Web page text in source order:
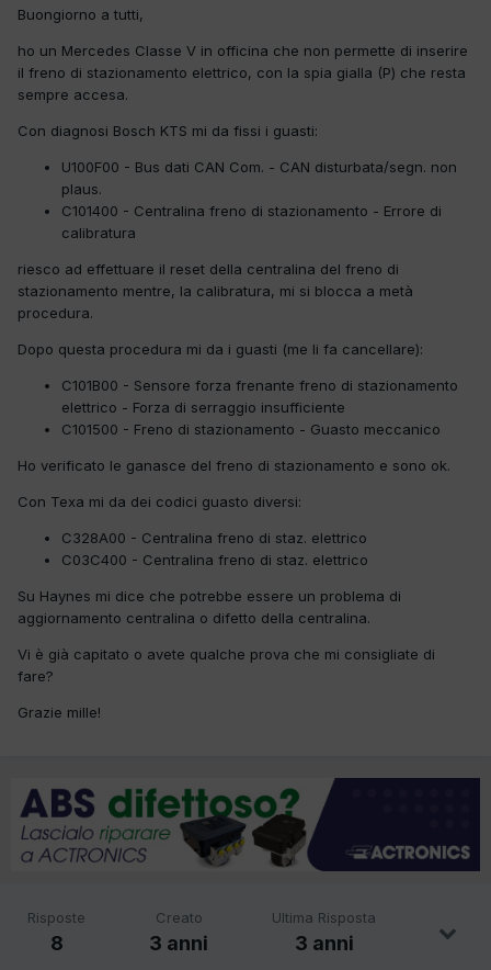
Buongiorno a tutti,
ho un Mercedes Classe V in officina che non permette di inserire
il freno di stazionamento elettrico, con la spia gialla (P) che resta
sempre accesa.
Con diagnosi Bosch KTS mi da fissi i guasti:
U100F00 - Bus dati CAN Com. - CAN disturbata/segn. non
plaus.
C101400 - Centralina freno di stazionamento - Errore di
calibratura
riesco ad effettuare il reset della centralina del freno di
stazionamento mentre, la calibratura, mi si blocca a metà
procedura.
Dopo questa procedura mi da i guasti (me li fa cancellare):
C101B00 - Sensore forza frenante freno di stazionamento
elettrico - Forza di serraggio insufficiente
C101500 - Freno di stazionamento - Guasto meccanico
Ho verificato le ganasce del freno di stazionamento e sono ok.
Con Texa mi da dei codici guasto diversi:
C328A00 - Centralina freno di staz. elettrico
C03C400 - Centralina freno di staz. elettrico
Su Haynes mi dice che potrebbe essere un problema di
aggiornamento centralina o difetto della centralina.
Vi è già capitato o avete qualche prova che mi consigliate di
fare?
Grazie mille!
Risposte
8
Creato
3 anni
Ultima Risposta
3 anni